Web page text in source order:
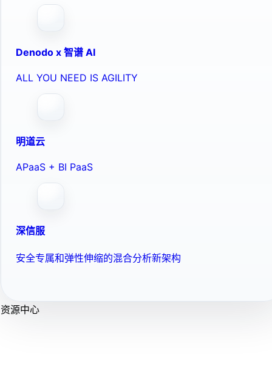
Denodo x 智谱 AI
ALL YOU NEED IS AGILITY
明道云
APaaS + BI PaaS
深信服
安全专属和弹性伸缩的混合分析新架构
资源中心